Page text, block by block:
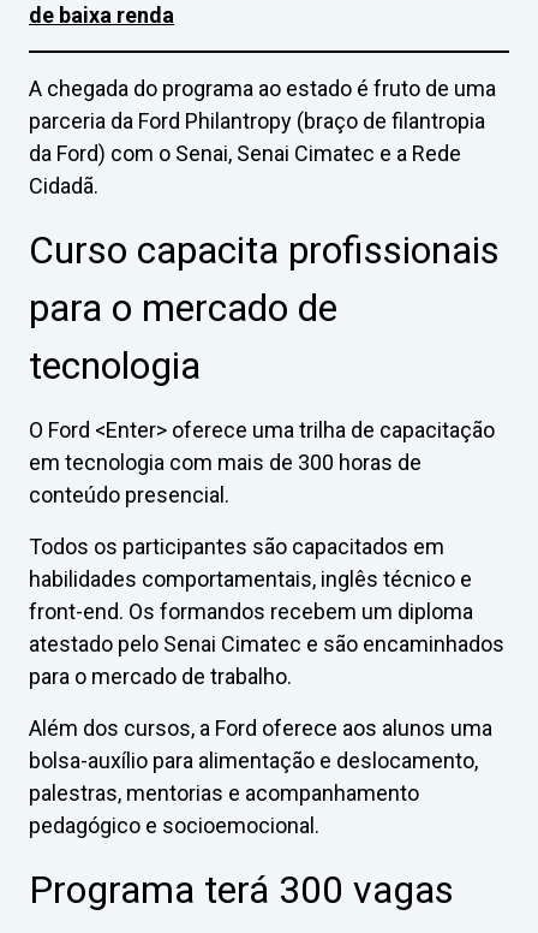
de baixa renda
A chegada do programa ao estado é fruto de uma
parceria da Ford Philantropy (braço de filantropia
da Ford) com o Senai, Senai Cimatec e a Rede
Cidadã.
Curso capacita profissionais
para o mercado de
tecnologia
O Ford <Enter> oferece uma trilha de capacitação
em tecnologia com mais de 300 horas de
conteúdo presencial.
Todos os participantes são capacitados em
habilidades comportamentais, inglês técnico e
front-end. Os formandos recebem um diploma
atestado pelo Senai Cimatec e são encaminhados
para o mercado de trabalho.
Além dos cursos, a Ford oferece aos alunos uma
bolsa-auxílio para alimentação e deslocamento,
palestras, mentorias e acompanhamento
pedagógico e socioemocional.
Programa terá 300 vagas